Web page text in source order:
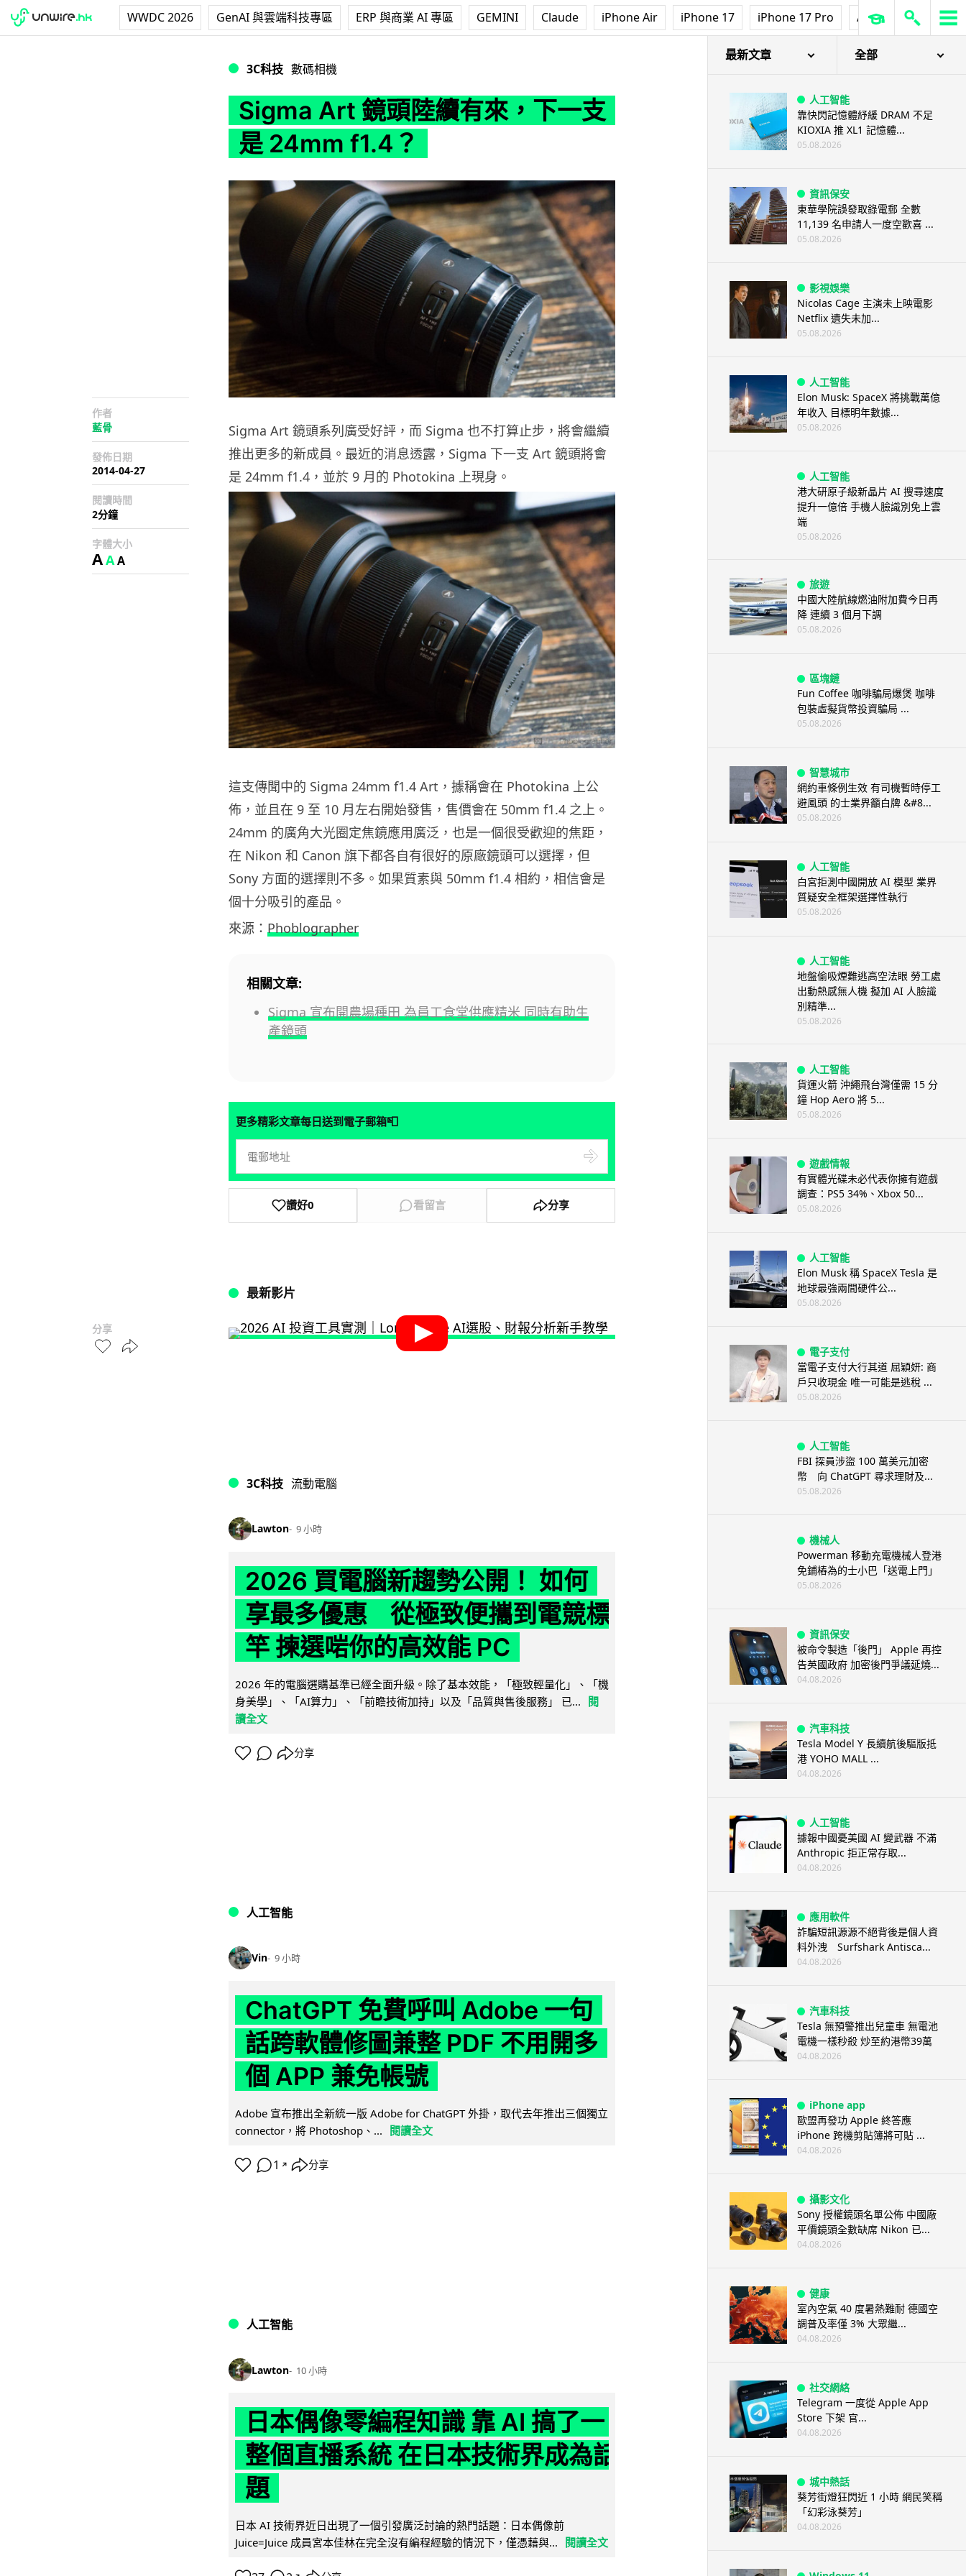
WWDC 2026 GenAI 與雲端科技專區 ERP 與商業 AI 專區 GEMINI Claude iPhone Air iPhone 17 iPhone 17 Pro AirPods Pro 3
3C科技 數碼相機
Sigma Art 鏡頭陸續有來，下一支
是 24mm f1.4？
作者
藍骨
發佈日期
2014-04-27
閱讀時間
2分鐘
字體大小
AAA
分享
Sigma Art 鏡頭系列廣受好評，而 Sigma 也不打算止步，將會繼續
推出更多的新成員。最近的消息透露，Sigma 下一支 Art 鏡頭將會
是 24mm f1.4，並於 9 月的 Photokina 上現身。
這支傳聞中的 Sigma 24mm f1.4 Art，據稱會在 Photokina 上公
佈，並且在 9 至 10 月左右開始發售，售價會在 50mm f1.4 之上。
24mm 的廣角大光圈定焦鏡應用廣泛，也是一個很受歡迎的焦距，
在 Nikon 和 Canon 旗下都各自有很好的原廠鏡頭可以選擇，但
Sony 方面的選擇則不多。如果質素與 50mm f1.4 相約，相信會是
個十分吸引的產品。
來源： Phoblographer
相關文章:
Sigma 宣布開農場種田 為員工食堂供應精米 同時有助生
產鏡頭
更多精彩文章每日送到電子郵箱📮
讚好0 看留言 分享
最新影片
3C科技 流動電腦
Lawton 9 小時
2026 買電腦新趨勢公開！ 如何
享最多優惠 從極致便攜到電競標
竿 揀選啱你的高效能 PC
2026 年的電腦選購基準已經全面升級。除了基本效能，「極致輕量化」、「機
身美學」、「AI算力」、「前瞻技術加持」以及「品質與售後服務」 已... 閱
讀全文
分享
人工智能
Vin 9 小時
ChatGPT 免費呼叫 Adobe 一句
話跨軟體修圖兼整 PDF 不用開多
個 APP 兼免帳號
Adobe 宣布推出全新統一版 Adobe for ChatGPT 外掛，取代去年推出三個獨立
connector，將 Photoshop、... 閱讀全文
1 ↗ 分享
人工智能
Lawton 10 小時
日本偶像零編程知識 靠 AI 搞了一
整個直播系統 在日本技術界成為話
題
日本 AI 技術界近日出現了一個引發廣泛討論的熱門話題：日本偶像前
Juice=Juice 成員宮本佳林在完全沒有編程經驗的情況下，僅憑藉與...
閱讀全文
最新文章 全部
人工智能
靠快閃記憶體紓緩 DRAM 不足
KIOXIA 推 XL1 記憶體...
05.08.2026
資訊保安
東華學院誤發取錄電郵 全數
11,139 名申請人一度空歡喜 ...
05.08.2026
影視娛樂
Nicolas Cage 主演未上映電影
Netflix 遺失未加...
05.08.2026
人工智能
Elon Musk: SpaceX 將挑戰萬億
年收入 目標明年數據...
05.08.2026
人工智能
港大研原子級新晶片 AI 搜尋速度
提升一億倍 手機人臉識別免上雲
端
05.08.2026
旅遊
中國大陸航線燃油附加費今日再
降 連續 3 個月下調
05.08.2026
區塊鏈
Fun Coffee 咖啡騙局爆煲 咖啡
包裝虛擬貨幣投資騙局 ...
05.08.2026
智慧城市
網約車條例生效 有司機暫時停工
避風頭 的士業界籲白牌 &#8...
05.08.2026
人工智能
白宮拒測中國開放 AI 模型 業界
質疑安全框架選擇性執行
05.08.2026
人工智能
地盤偷吸煙難逃高空法眼 勞工處
出動熱感無人機 擬加 AI 人臉識
別精準...
05.08.2026
人工智能
貨運火箭 沖繩飛台灣僅需 15 分
鐘 Hop Aero 將 5...
05.08.2026
遊戲情報
有實體光碟未必代表你擁有遊戲
調查：PS5 34%、Xbox 50...
05.08.2026
人工智能
Elon Musk 稱 SpaceX Tesla 是
地球最強兩間硬件公...
05.08.2026
電子支付
當電子支付大行其道 屈穎妍: 商
戶只收現金 唯一可能是逃稅 ...
05.08.2026
人工智能
FBI 探員涉盜 100 萬美元加密
幣 向 ChatGPT 尋求理財及...
05.08.2026
機械人
Powerman 移動充電機械人登港
免鋪樁為的士小巴「送電上門」
05.08.2026
資訊保安
被命令製造「後門」 Apple 再控
告英國政府 加密後門爭議延燒...
04.08.2026
汽車科技
Tesla Model Y 長續航後驅版抵
港 YOHO MALL ...
04.08.2026
人工智能
據報中國憂美國 AI 變武器 不滿
Anthropic 拒正常存取...
04.08.2026
應用軟件
詐騙短訊源源不絕背後是個人資
料外洩 Surfshark Antisca...
04.08.2026
汽車科技
Tesla 無預警推出兒童車 無電池
電機一樣秒殺 炒至約港幣39萬
04.08.2026
iPhone app
歐盟再發功 Apple 終答應
iPhone 跨機剪貼簿將可貼 ...
04.08.2026
攝影文化
Sony 授權鏡頭名單公佈 中國廠
平價鏡頭全數缺席 Nikon 已...
04.08.2026
健康
室內空氣 40 度暑熱難耐 德國空
調普及率僅 3% 大眾繼...
04.08.2026
社交網絡
Telegram 一度從 Apple App
Store 下架 官...
04.08.2026
城中熱話
葵芳街燈狂閃近 1 小時 網民笑稱
「幻彩泳葵芳」
04.08.2026